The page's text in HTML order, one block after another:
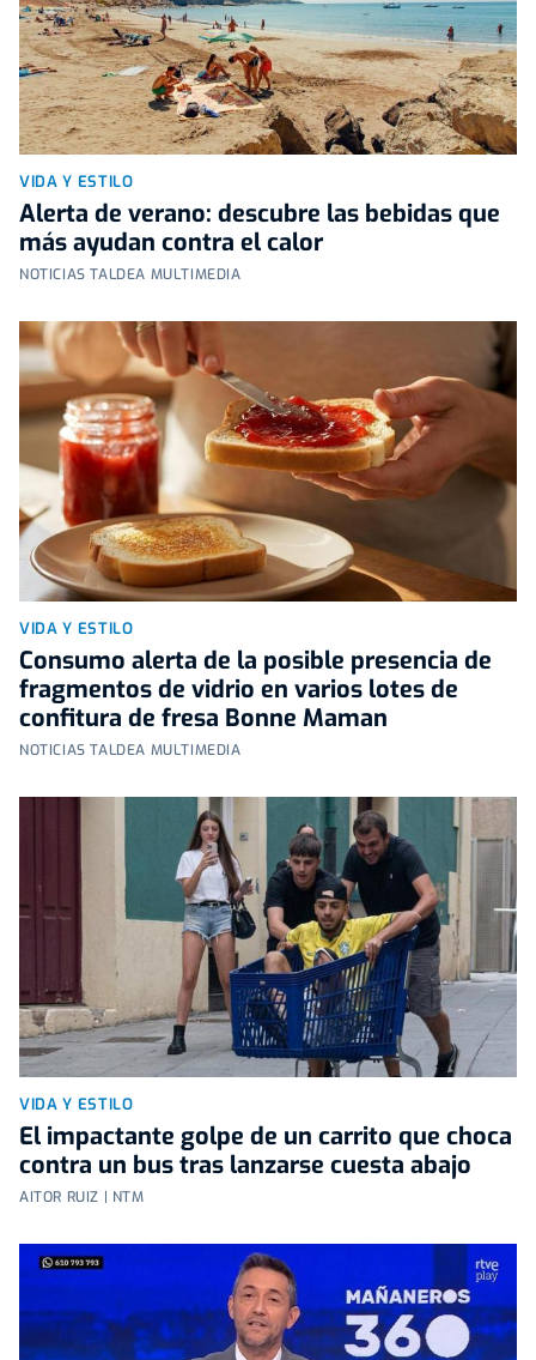
VIDA Y ESTILO
Alerta de verano: descubre las bebidas que
más ayudan contra el calor
NOTICIAS TALDEA MULTIMEDIA
VIDA Y ESTILO
Consumo alerta de la posible presencia de
fragmentos de vidrio en varios lotes de
confitura de fresa Bonne Maman
NOTICIAS TALDEA MULTIMEDIA
VIDA Y ESTILO
El impactante golpe de un carrito que choca
contra un bus tras lanzarse cuesta abajo
AITOR RUIZ | NTM